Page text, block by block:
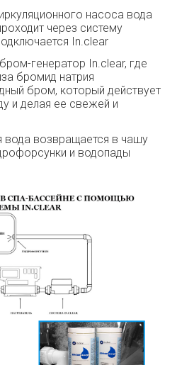
насоса вода
через систему
In.clear
генератор In.clear, где
бромид натрия
бром, который действует
и делая ее свежей и
возвращается в чашу
и водопады